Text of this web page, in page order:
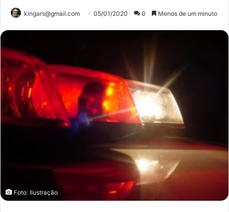
kingars@gmail.com 05/01/2020 0 Menos de um minuto
Foto: Ilustração